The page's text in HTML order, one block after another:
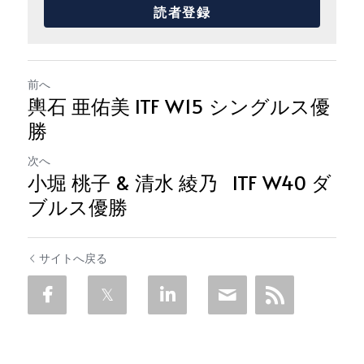
読者登録
前へ
輿石 亜佑美 ITF W15 シングルス優
勝
次へ
小堀 桃子 & 清水 綾乃 ITF W40 ダ
ブルス優勝
サイトへ戻る